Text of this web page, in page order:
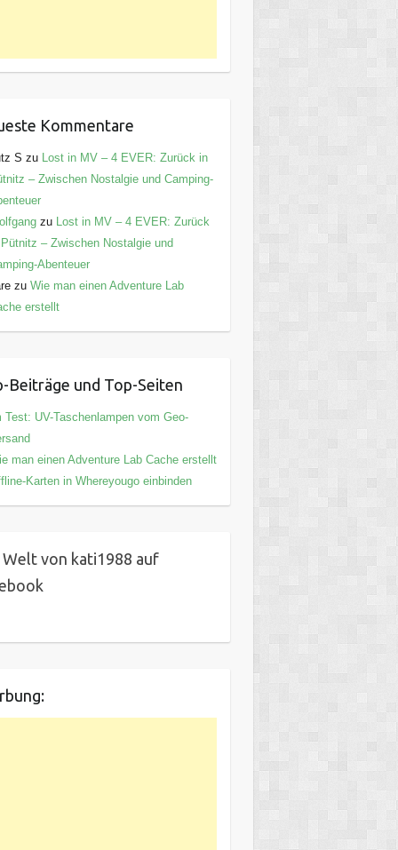
Kommentare
S zu
Lost in MV – 4 EVER: Zurück in
– Zwischen Nostalgie und Camping-
zu
Lost in MV – 4 EVER: Zurück
– Zwischen Nostalgie und
Abenteuer
zu Wie man einen Adventure Lab
erstellt
Beiträge und Top-Seiten
Test: UV-Taschenlampen vom Geo-
man einen Adventure Lab Cache erstellt
Karten in Whereyougo einbinden
Welt von kati1988 auf